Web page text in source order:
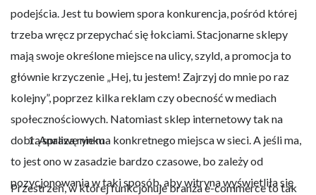
podejścia. Jest tu bowiem spora konkurencja, pośród której
trzeba wręcz przepychać się łokciami. Stacjonarne sklepy
mają swoje określone miejsce na ulicy, szyld, a promocja to
głównie krzyczenie „Hej, tu jestem! Zajrzyj do mnie po raz
kolejny”, poprzez kilka reklam czy obecność wmediach
społecznościowych. Natomiast sklep internetowy tak na
dobrą sprawę nie ma konkretnego miejsca w sieci. A jeśli ma,
to jest ono w zasadzie bardzo czasowe, bo zależy od
pozycjonowaniaw taki sposób, aby witryna wyświetliła się
Analiza rynku
Przestrzeń, w której funkcjonuje branża e-commerce to tak